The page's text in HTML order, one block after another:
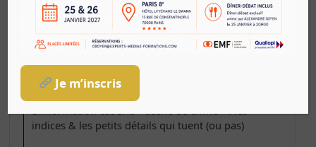
Un état d'esprit, des réflexes, et une
méthodologie :
Le fact-checking est un process, les outils &
technologies sont accessoires, vont & varient
Ce que nous apprennent la police scientifique, et
le « cycle du renseignement »
L'information est une « scène de crime » : les
indices & les petits détails qui tuent (ou pas)
Je m’inscris